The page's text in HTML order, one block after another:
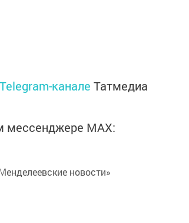
Telegram-канале Татмедиа
мессенджере MАХ:
новости»